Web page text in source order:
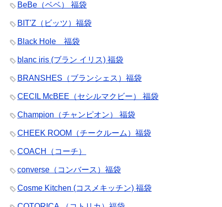
BeBe（ベベ） 福袋
BIT'Z（ビッツ）福袋
Black Hole 福袋
blanc iris (ブラン イリス) 福袋
BRANSHES（ブランシェス）福袋
CECIL McBEE（セシルマクビー） 福袋
Champion（チャンピオン） 福袋
CHEEK ROOM（チークルーム）福袋
COACH（コーチ）
converse（コンバース）福袋
Cosme Kitchen (コスメキッチン) 福袋